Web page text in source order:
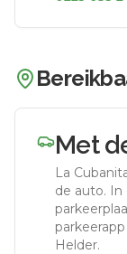
Met
La
de auto. In
Helder.